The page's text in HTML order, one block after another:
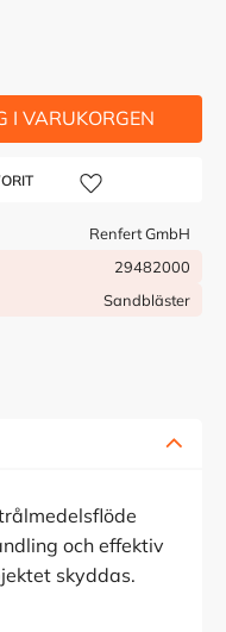
till i önskelista
Renfert GmbH
29482000
Sandbläster
och effektiv
skyddas.